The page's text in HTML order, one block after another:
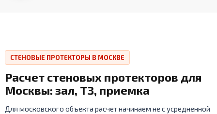
СТЕНОВЫЕ ПРОТЕКТОРЫ В МОСКВЕ
Расчет стеновых протекторов для
Москвы: зал, ТЗ, приемка
Для московского объекта расчет начинаем не с усредненной